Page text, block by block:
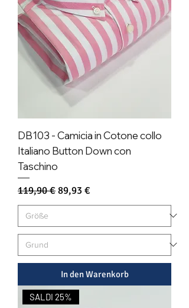
DB103 - Camicia in Cotone collo
Italiano Button Down con
Taschino
Standardpreis
119,90 €Sale-Preis
89,93 €
In den Warenkorb
SALDI 25%